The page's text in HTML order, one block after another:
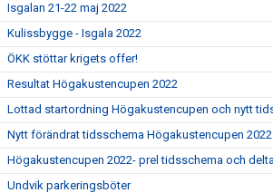
Isgalan 21-22 maj 2022
Kulissbygge - Isgala 2022
ÖKK stöttar krigets offer!
Resultat Högakustencupen 2022
Lottad startordning Högakustencupen och nytt
Nytt förändrat tidsschema Högakustencupen 2022
Högakustencupen 2022- prel tidsschema och
Undvik parkeringsböter